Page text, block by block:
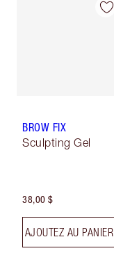
BROW FIX
Sculpting Gel
38,00 $
AJOUTEZ AU PANIER